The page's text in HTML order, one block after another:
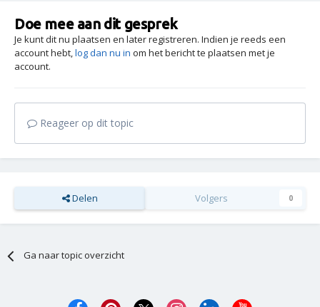
Doe mee aan dit gesprek
Je kunt dit nu plaatsen en later registreren. Indien je reeds een
account hebt,log dan nu in om het bericht te plaatsen met je
account.
Reageer op dit topic
Delen Volgers 0
Ga naar topic overzicht